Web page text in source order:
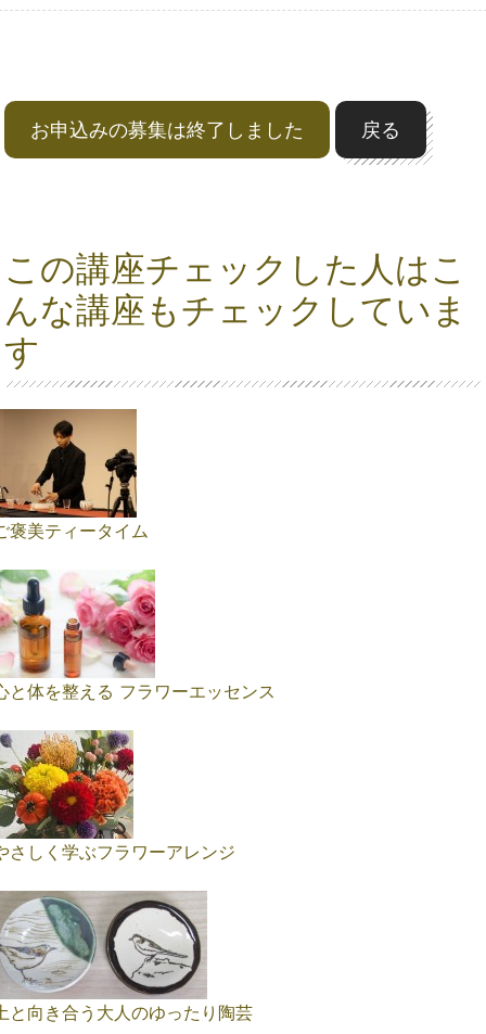
お申込みの募集は終了しました 戻る
この講座チェックした人はこ
んな講座もチェックしていま
す
褒美ティータイム
と体を整える フラワーエッセンス
さしく学ぶフラワーアレンジ
と向き合う大人のゆったり陶芸